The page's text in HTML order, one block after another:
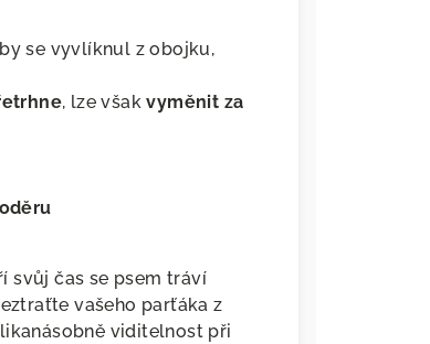
se vyvlíknul z obojku,
, lze však vyměnit za
svůj čas se psem tráví
vašeho parťáka z
viditelnost při